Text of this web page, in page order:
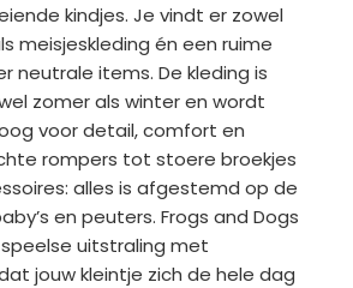
kindjes. Je vindt er zowel
meisjeskleding én een ruime
neutrale items. De kleding is
zomer als winter en wordt
voor detail, comfort en
rompers tot stoere broekjes
alles is afgestemd op de
en peuters. Frogs and Dogs
uitstraling met
jouw kleintje zich de hele dag